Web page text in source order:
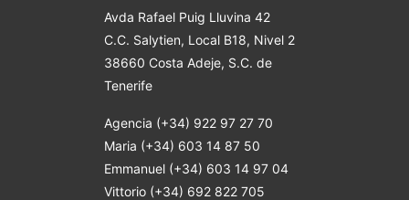
Avda Rafael Puig Lluvina 42
C.C. Salytien, Local B18, Nivel 2
38660 Costa Adeje, S.C. de
Tenerife
Agencia (+34) 922 97 27 70
Maria (+34) 603 14 87 50
Emmanuel (+34) 603 14 97 04
Vittorio (+34) 692 822 705